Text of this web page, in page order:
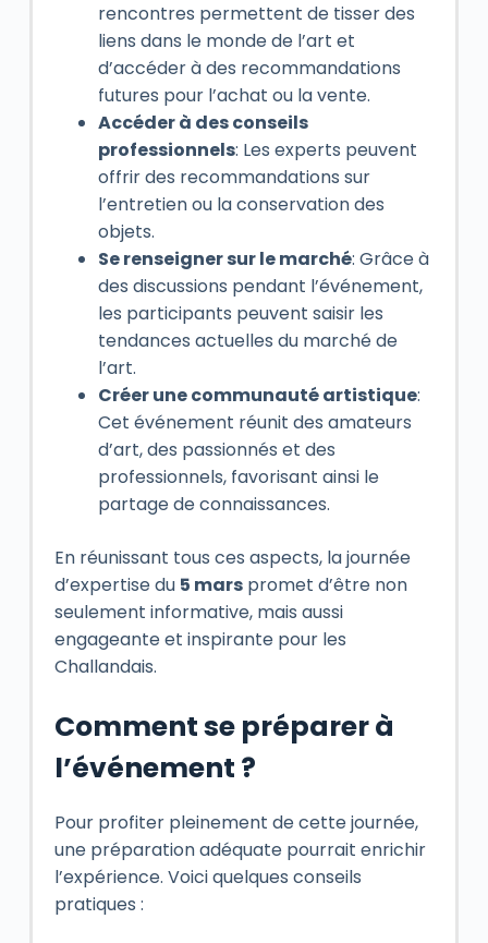
rencontres permettent de tisser des
liens dans le monde de l’art et
d’accéder à des recommandations
futures pour l’achat ou la vente.
Accéder à des conseils
professionnels: Les experts peuvent
offrir des recommandations sur
l’entretien ou la conservation des
objets.
Se renseigner sur le marché: Grâce à
des discussions pendant l’événement,
les participants peuvent saisir les
tendances actuelles du marché de
l’art.
Créer une communauté artistique:
Cet événement réunit des amateurs
d’art, des passionnés et des
professionnels, favorisant ainsi le
partage de connaissances.
En réunissant tous ces aspects, la journée
d’expertise du 5 marspromet d’être non
seulement informative, mais aussi
engageante et inspirante pour les
Challandais.
Comment se préparer à
l’événement ?
Pour profiter pleinement de cette journée,
une préparation adéquate pourrait enrichir
l’expérience. Voici quelques conseils
pratiques :